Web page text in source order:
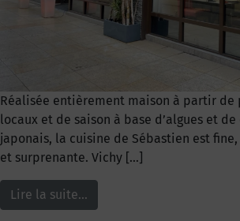
Réalisée entièrement maison à partir de
locaux et de saison à base d’algues et
japonais, la cuisine de Sébastien est
et surprenante. Vichy […]
Lire la suite…